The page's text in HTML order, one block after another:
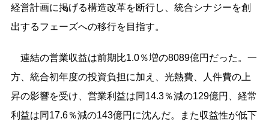
経営計画に掲げる構造改革を断行し、統合シナジーを創
出するフェーズへの移行を目指す。
連結の営業収益は前期比1.0％増の8089億円だった。一
方、統合初年度の投資負担に加え、光熱費、人件費の上
昇の影響を受け、営業利益は同14.3％減の129億円、経常
利益は同17.6％減の143億円に沈んだ。また収益性が低下